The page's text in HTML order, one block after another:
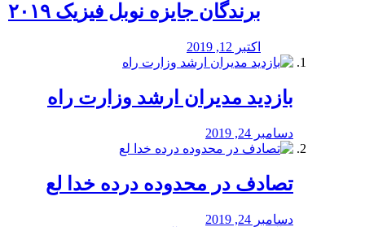
برندگان جایزه نوبل فیزیک ۲۰۱۹
اکتبر 12, 2019
بازدید مدیران ارشد وزارت راه
دسامبر 24, 2019
تصادف در محدوده درده خدا لع
دسامبر 24, 2019